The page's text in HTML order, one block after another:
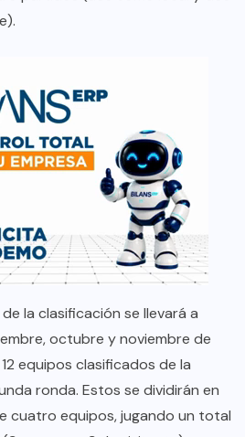
la clasificación se llevará a
octubre y noviembre de
equipos clasificados de la
ronda. Estos se dividirán en
cuatro equipos, jugando un total